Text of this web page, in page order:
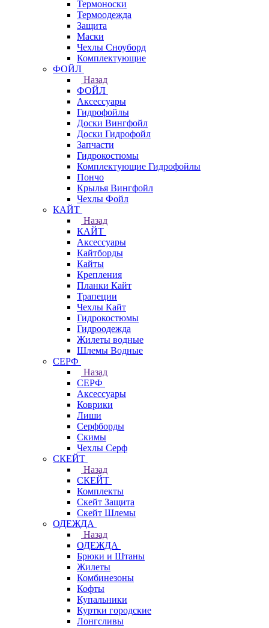
Термоноски
Термоодежда
Защита
Маски
Чехлы Сноуборд
Комплектующие
ФОЙЛ
Назад
ФОЙЛ
Аксессуары
Гидрофойлы
Доски Вингфойл
Доски Гидрофойл
Запчасти
Гидрокостюмы
Комплектующие Гидрофойлы
Пончо
Крылья Вингфойл
Чехлы Фойл
КАЙТ
Назад
КАЙТ
Аксессуары
Кайтборды
Кайты
Крепления
Планки Кайт
Трапеции
Чехлы Кайт
Гидрокостюмы
Гидроодежда
Жилеты водные
Шлемы Водные
СЕРФ
Назад
СЕРФ
Аксессуары
Коврики
Лиши
Серфборды
Скимы
Чехлы Cерф
СКЕЙТ
Назад
СКЕЙТ
Комплекты
Скейт Защита
Скейт Шлемы
ОДЕЖДА
Назад
ОДЕЖДА
Брюки и Штаны
Жилеты
Комбинезоны
Кофты
Купальники
Куртки городские
Лонгсливы